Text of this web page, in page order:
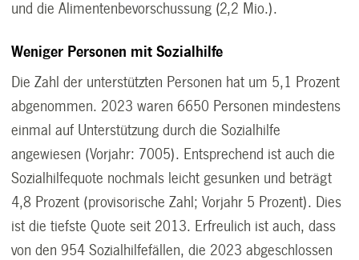
und die Alimentenbevorschussung (2,2 Mio.).
Weniger Personen mit Sozialhilfe
Die Zahl der unterstützten Personen hat um 5,1 Prozent
abgenommen. 2023 waren 6650 Personen mindestens
einmal auf Unterstützung durch die Sozialhilfe
angewiesen (Vorjahr: 7005). Entsprechend ist auch die
Sozialhilfequote nochmals leicht gesunken und beträgt
4,8 Prozent (provisorische Zahl; Vorjahr 5 Prozent). Dies
ist die tiefste Quote seit 2013. Erfreulich ist auch, dass
von den 954 Sozialhilfefällen, die 2023 abgeschlossen